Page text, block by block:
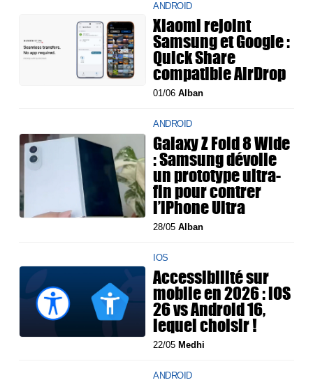
ANDROID
Xiaomi rejoint
Samsung et Google :
Quick Share
compatible AirDrop
01/06Alban
ANDROID
Galaxy Z Fold 8 Wide
: Samsung dévoile
un prototype ultra-
fin pour contrer
l’iPhone Ultra
28/05Alban
IOS
Accessibilité sur
mobile en 2026 : iOS
26 vs Android 16,
lequel choisir !
22/05 Medhi
ANDROID